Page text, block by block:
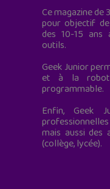
Ce magazine de
pour objectif
des 10-15 ans
outils.
Geek Junior
et à la
programmable.
Enfin, Geek
mais aussi des
(collège, lycée).